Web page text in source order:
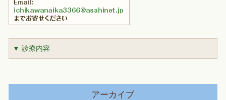
▼ 診療内容
アーカイブ